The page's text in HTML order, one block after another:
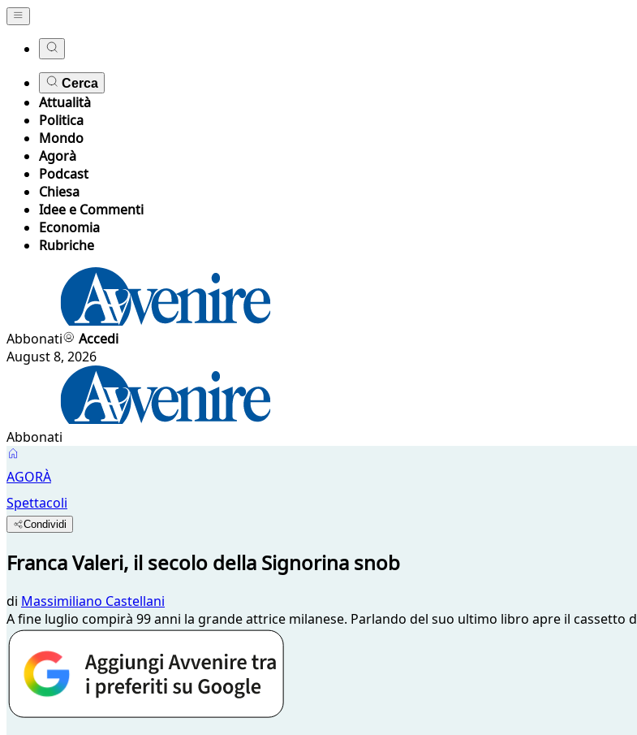
Cerca
Attualità
Politica
Mondo
Agorà
Podcast
Chiesa
Idee e Commenti
Economia
Rubriche
Abbonati
Accedi
August 8, 2026
Abbonati
AGORÀ
Spettacoli
Condividi
Franca Valeri, il secolo della Signorina snob
di Massimiliano Castellani
A fine luglio compirà 99 anni la grande attrice milanese. Parlando del suo ultimo libro apre il cassetto